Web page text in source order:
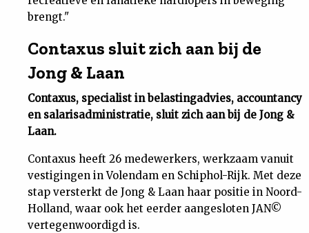
brengt."
Contaxus sluit zich aan bij de
Jong & Laan
Contaxus, specialist in belastingadvies, accountancy
en salarisadministratie, sluit zich aan bij de Jong &
Laan.
Contaxus heeft 26 medewerkers, werkzaam vanuit
vestigingen in Volendam en Schiphol-Rijk. Met deze
stap versterkt de Jong & Laan haar positie in Noord-
Holland, waar ook het eerder aangesloten JAN©
vertegenwoordigd is.